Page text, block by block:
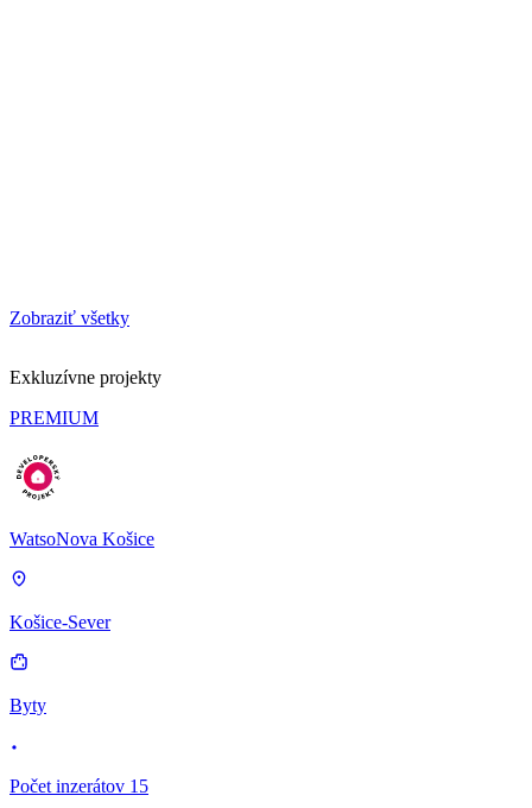
Zobraziť všetky
Exkluzívne projekty
PREMIUM
WatsoNova Košice
Košice-Sever
Byty
Počet inzerátov 15